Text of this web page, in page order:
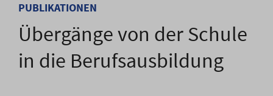
PUBLIKATIONEN
Übergänge von der Schule
in die Berufsausbildung